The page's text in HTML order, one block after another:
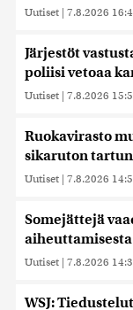
Uutiset | 7.8.2026
Järjestöt
poliisi vetoaa
Uutiset | 7.8.2026
Ruokavirasto
sikaruton
Uutiset | 7.8.2026
Somejättejä
aiheuttamisesta
Uutiset | 7.8.2026
WSJ: